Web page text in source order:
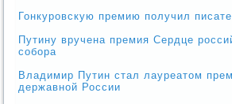
Гонкуровскую премию получил
Путину вручена премия Сердце
собора
Владимир Путин стал лауреатом
державной России